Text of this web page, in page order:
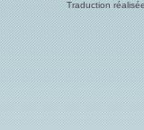
Traduction